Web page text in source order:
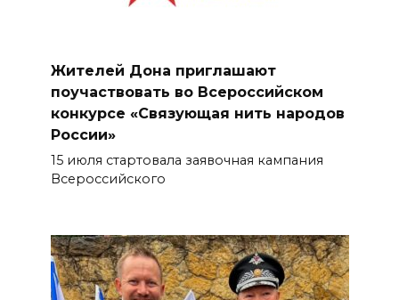
Жителей Дона приглашают
поучаствовать во Всероссийском
конкурсе «Связующая нить народов
России»
15 июля стартовала заявочная кампания
Всероссийского